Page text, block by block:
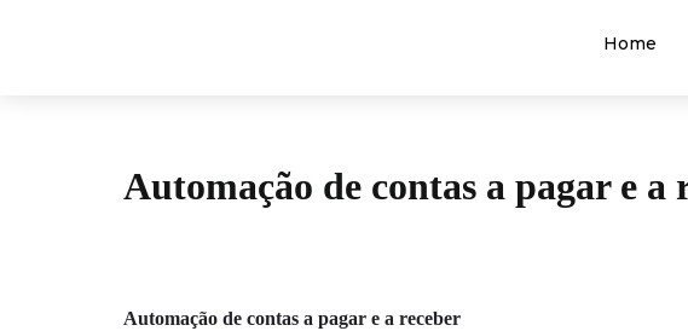
Home
Automação de contas a pagar e a
Automação de contas a pagar e a receber